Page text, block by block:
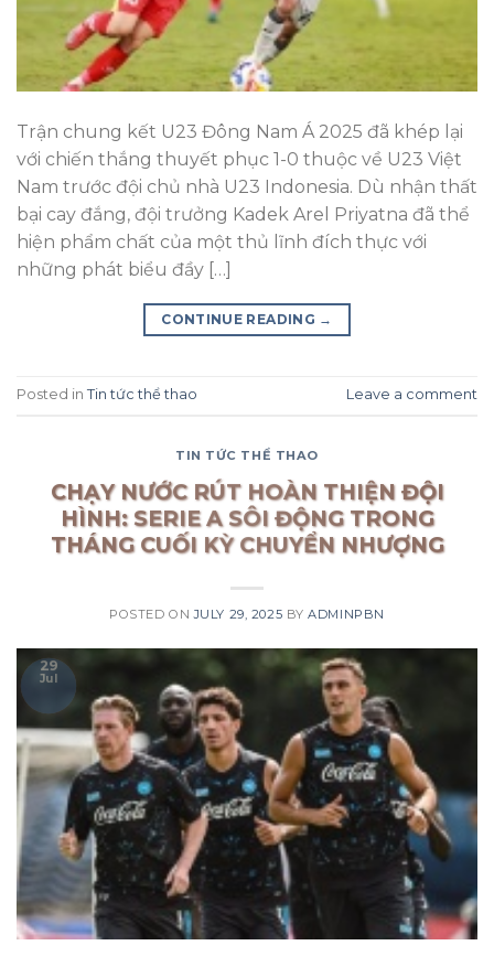
Trận chung kết U23 Đông Nam Á 2025 đã khép lại
với chiến thắng thuyết phục 1-0 thuộc về U23 Việt
Nam trước đội chủ nhà U23 Indonesia. Dù nhận thất
bại cay đắng, đội trưởng Kadek Arel Priyatna đã thể
hiện phẩm chất của một thủ lĩnh đích thực với
những phát biểu đầy […]
CONTINUE READING →
Posted in Tin tức thể thao Leave a comment
TIN TỨC THỂ THAO
CHẠY NƯỚC RÚT HOÀN THIỆN ĐỘI
HÌNH: SERIE A SÔI ĐỘNG TRONG
THÁNG CUỐI KỲ CHUYỂN NHƯỢNG
POSTED ONJULY 29, 2025 BYADMINPBN
29
Jul